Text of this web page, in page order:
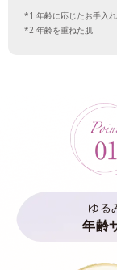
年齢に応じたお手入れ
年齢を重ねた肌
ゆる
年齢